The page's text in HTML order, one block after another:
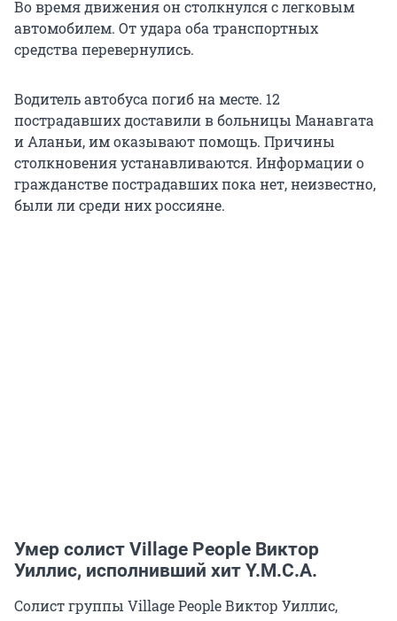
Во время движения он столкнулся с легковым
автомобилем. От удара оба транспортных
средства перевернулись.
Водитель автобуса погиб на месте. 12
пострадавших доставили в больницы Манавгата
и Аланьи, им оказывают помощь. Причины
столкновения устанавливаются. Информации о
гражданстве пострадавших пока нет, неизвестно,
были ли среди них россияне.
Умер солист Village People Виктор
Уиллис, исполнивший хит Y.M.C.A.
Солист группы Village People Виктор Уиллис,